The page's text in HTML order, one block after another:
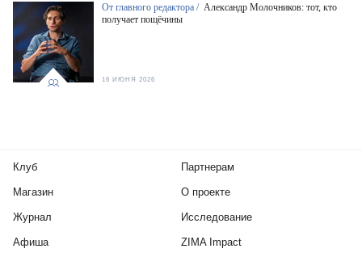
От главного редактора / Александр Молочников: тот, кто
получает пощёчины
16 ИЮНЯ 2026
Клуб
Магазин
Журнал
Афиша
Партнерам
О проекте
Исследование
ZIMA Impact